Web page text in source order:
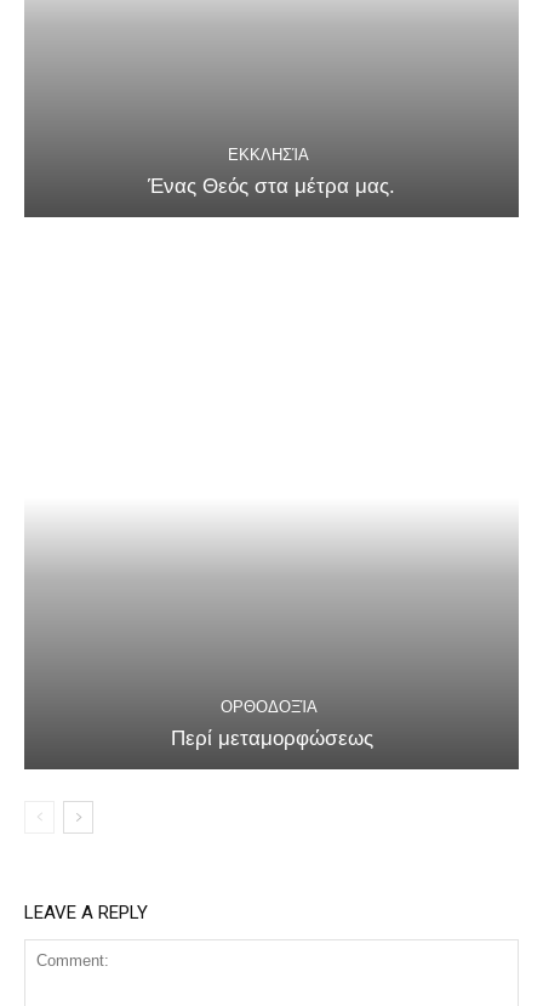
ΕΚΚΛΗΣΊΑ
Ένας Θεός στα μέτρα μας.
ΟΡΘΟΔΟΞΊΑ
Περί μεταμορφώσεως
LEAVE A REPLY